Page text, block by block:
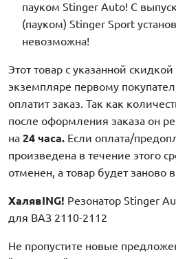
пауком Stinger Auto! С
(пауком) Stinger Sport
невозможна!
Этот товар с указанной
экземпляре первому
оплатит заказ. Так как
после оформления заказа он
на 24 часа. Если оплата/
произведена в течение этого
отменен, а товар будет заново
ХалявING! Резонатор Stinger
для ВАЗ 2110-2112
Не пропустите новые